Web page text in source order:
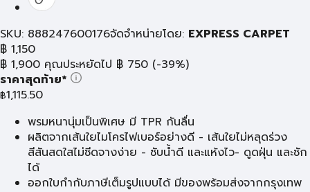
SKU: 888247600176จัดจำหน่ายโดย: EXPRESS CARPET
฿ 1,150
฿ 1,900 คุณประหยัดไป ฿ 750 (-39%)
ราคาสุดท้าย*
฿1,115.50
พรมหนานุ่มเป็นพิเศษ มี TPR กันลื่น
ผลิตจากเส้นใยไมโครไฟเบอร์อย่างดี - เส้นใยไม่หลุดร่วง
สีสันสดใสไม่ซีดจางง่าย - ซับน้ำดี และแห้งไว- ดูดฝุ่น และซัก
ได้
ออกใบกำกับภาษีเต็มรูปแบบได้ มีของพร้อมส่งจากกรุงเทพ